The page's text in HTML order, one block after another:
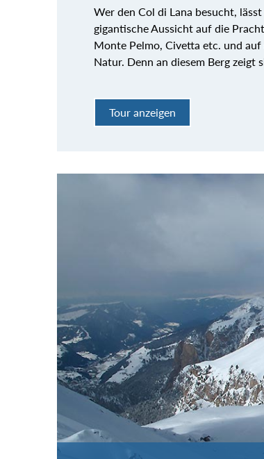
Wer den Col di Lana besucht,
gigantische Aussicht auf die
Monte Pelmo, Civetta etc. und
Natur. Denn an diesem Berg zeigt
Tour anzeigen